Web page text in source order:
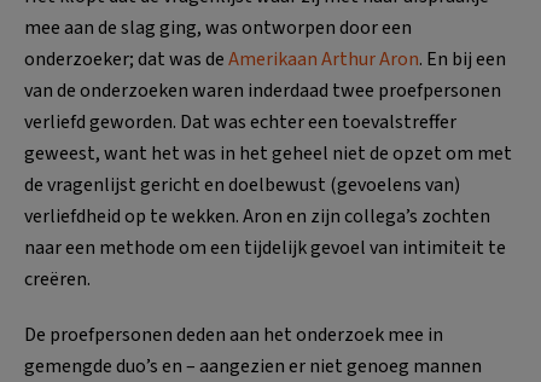
mee aan de slag ging, was ontworpen door een
onderzoeker; dat was deAmerikaan Arthur Aron. En bij een
van de onderzoeken waren inderdaad twee proefpersonen
verliefd geworden. Dat was echter een toevalstreffer
geweest, want het was in het geheel niet de opzet om met
de vragenlijst gericht en doelbewust (gevoelens van)
verliefdheid op te wekken. Aron en zijn collega’s zochten
naar een methode om een tijdelijk gevoel van intimiteit te
creëren.
De proefpersonen deden aan het onderzoek mee in
gemengde duo’s en – aangezien er niet genoeg mannen